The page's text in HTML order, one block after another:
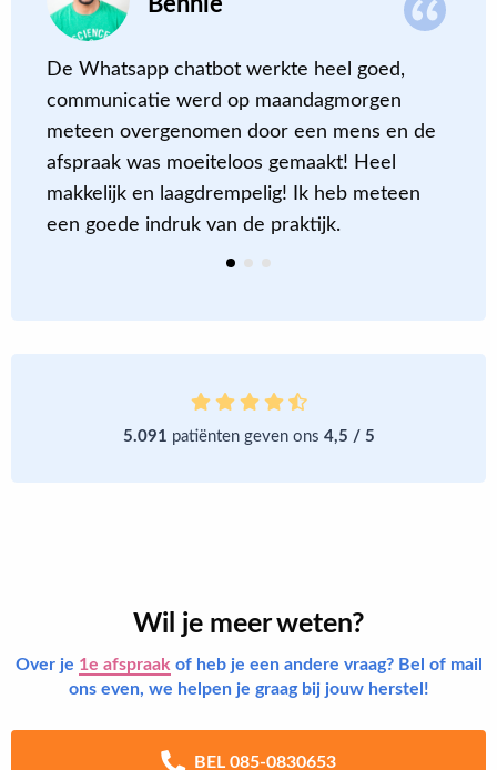
De Whatsapp chatbot werkte heel goed,
communicatie werd op maandagmorgen
meteen overgenomen door een mens en de
afspraak was moeiteloos gemaakt! Heel
makkelijk en laagdrempelig! Ik heb meteen
een goede indruk van de praktijk.
5.091 patiënten geven ons 4,5 / 5
Wil je meer weten?
Over je 1e afspraakof heb je een andere vraag? Bel of mail
ons even, we helpen je graag bij jouw herstel!
BEL 085-0830653